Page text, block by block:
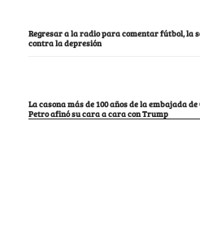
Regresar a la radio para comentar fútbol, la
contra la depresión
La casona más de 100 años de la embajada
Petro afinó su cara a cara con Trump